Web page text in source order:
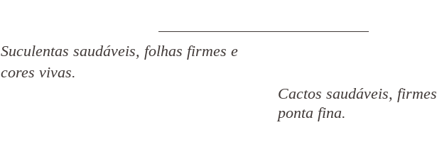
Suculentas saudáveis, folhas firmes e
cores vivas.
Cactos saudáveis,
ponta fina.